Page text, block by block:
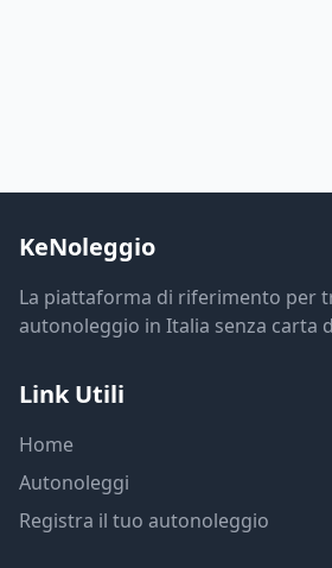
KeNoleggio
La piattaforma di riferimento per
autonoleggio in Italia senza carta
Link Utili
Home
Autonoleggi
Registra il tuo autonoleggio